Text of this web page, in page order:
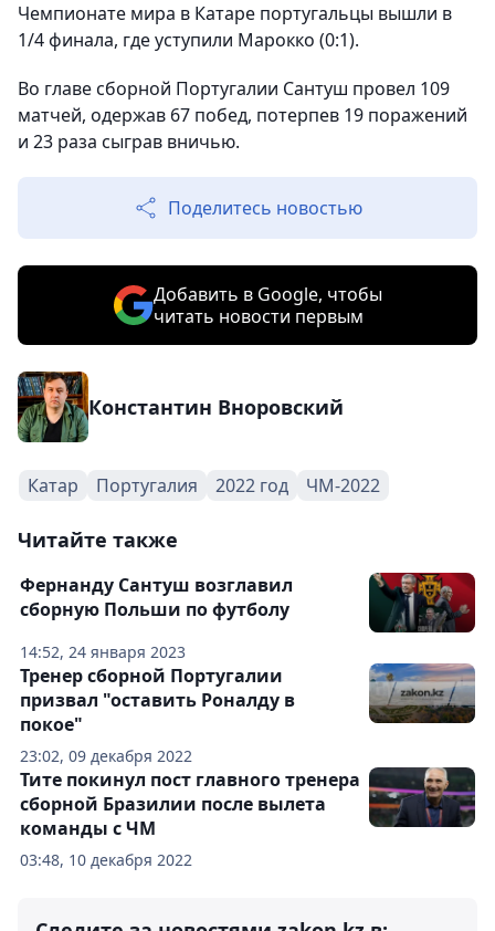
Чемпионате мира в Катаре португальцы вышли в
1/4 финала, где уступили Марокко (0:1).
Во главе сборной Португалии Сантуш провел 109
матчей, одержав 67 побед, потерпев 19 поражений
и 23 раза сыграв вничью.
Поделитесь новостью
Добавить в Google, чтобы
читать новости первым
Константин Вноровский
Катар Португалия 2022 год ЧМ-2022
Читайте также
14:52, 24 января 2023
Фернанду Сантуш возглавил
сборную Польши по футболу
23:02, 09 декабря 2022
Тренер сборной Португалии
призвал "оставить Роналду в
покое"
03:48, 10 декабря 2022
Тите покинул пост главного тренера
сборной Бразилии после вылета
команды с ЧМ